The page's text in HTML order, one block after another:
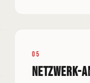
05
NETZWERK-